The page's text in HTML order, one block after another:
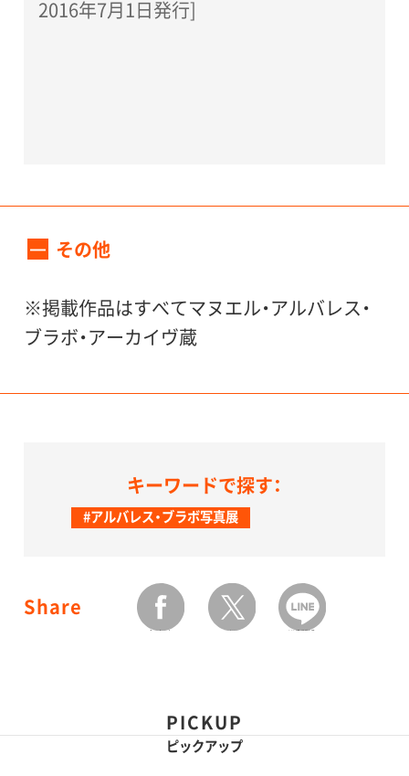
2016年7月1日発行]
その他
※掲載作品はすべてマヌエル・アルバレス・
ブラボ・アーカイヴ蔵
キーワードで探す：
#アルバレス・ブラボ写真展
Share
facebook twitter LINEで送る
PICKUP
ピックアップ